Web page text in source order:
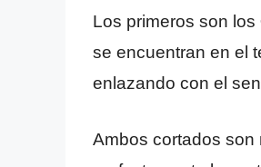
Los primeros son los
se encuentran en el
enlazando con el
Ambos cortados son